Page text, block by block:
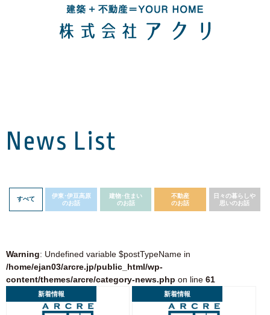
News List
すべて
伊東･伊豆高原
のお話
建物･住まい
のお話
不動産
のお話
日々の暮らしや
思いのお話
Warning: Undefined variable $postTypeName in
/home/ejan03/arcre.jp/public_html/wp-
content/themes/arcre/category-news.php on line 61
新着情報 新着情報